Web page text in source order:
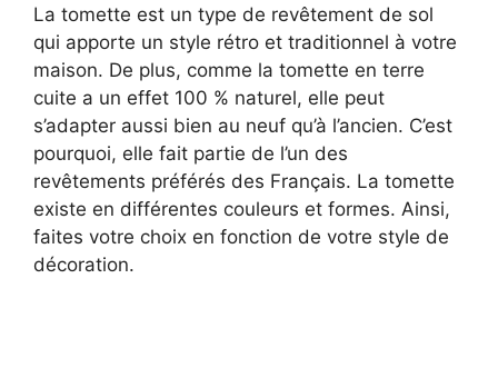
La tomette est un type de revêtement de sol
qui apporte un style rétro et traditionnel à votre
maison. De plus, comme la tomette en terre
cuite a un effet 100 % naturel, elle peut
s’adapter aussi bien au neuf qu’à l’ancien. C’est
pourquoi, elle fait partie de l’un des
revêtements préférés des Français. La tomette
existe en différentes couleurs et formes. Ainsi,
faites votre choix en fonction de votre style de
décoration.